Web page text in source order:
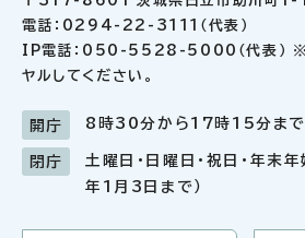
電話：0294-22-3111（代表）
IP電話：050-5528-5000（代表） ※
ヤルしてください。
開庁 8時30分から17時15分まで
閉庁
土曜日・日曜日・祝日・年末
年1月3日まで）